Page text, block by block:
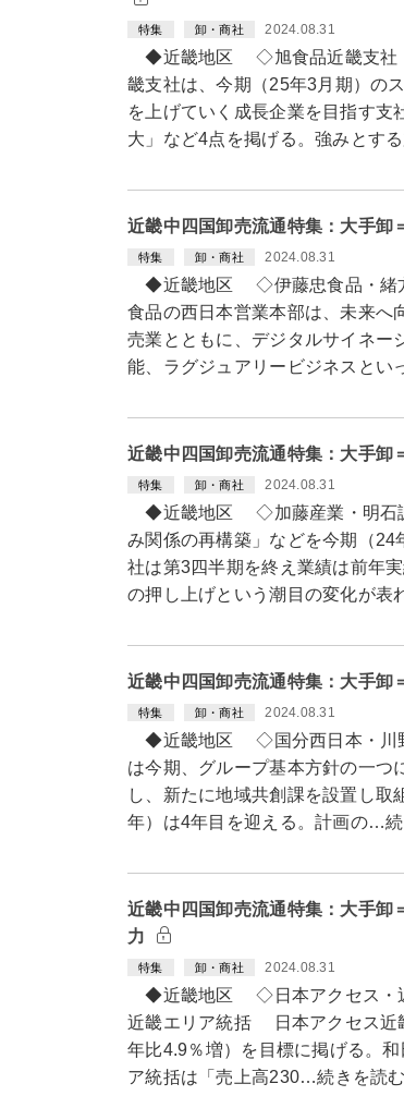
特集 卸・商社 2024.08.31
◆近畿地区 ◇旭食品近畿支社
畿支社は、今期（25年3月期）の
を上げていく成長企業を目指す支
大」など4点を掲げる。強みとす
近畿中四国卸売流通特集：大手
特集 卸・商社 2024.08.31
◆近畿地区 ◇伊藤忠食品・緒
食品の西日本営業本部は、未来へ
売業とともに、デジタルサイネー
能、ラグジュアリービジネスとい
近畿中四国卸売流通特集：大手
特集 卸・商社 2024.08.31
◆近畿地区 ◇加藤産業・明石
み関係の再構築」などを今期（
社は第3四半期を終え業績は前年
の押し上げという潮目の変化が表
近畿中四国卸売流通特集：大手
特集 卸・商社 2024.08.31
◆近畿地区 ◇国分西日本・川
は今期、グループ基本方針の一つ
し、新たに地域共創課を設置し
年）は4年目を迎える。計画の…
近畿中四国卸売流通特集：大手
力
特集 卸・商社 2024.08.31
◆近畿地区 ◇日本アクセス・近
近畿エリア統括 日本アクセス近
年比4.9％増）を目標に掲げる。
ア統括は「売上高230…続きを読む